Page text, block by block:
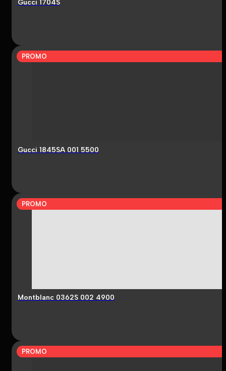
Gucci 1704S
PROMO
Gucci 1845SA 001 5500
PROMO
Montblanc 0362S 002 4900
PROMO